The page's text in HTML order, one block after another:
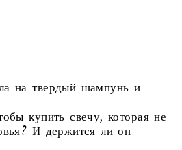
на твердый шампунь и
купить свечу, которая не
И держится ли он